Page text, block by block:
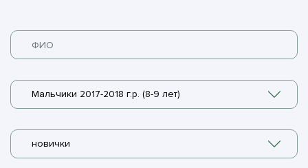
Мальчики 2017-2018 г.р. (8-9 лет)
новички